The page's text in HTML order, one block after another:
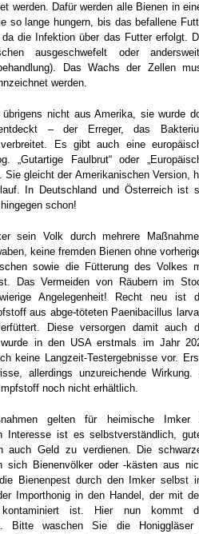
werden. Dafür werden alle Bienen in
so lange hungern, bis das befallene
die Infektion über das Futter erfolgt.
ausgeschwefelt oder
Das Wachs der Zellen
werden.
nicht aus Amerika, sie wurde
– der Erreger, das
Es gibt auch eine
„Gutartige Faulbrut“ oder
Sie gleicht der Amerikanischen Version,
In Deutschland und Österreich ist
schon!
sein Volk durch mehrere
keine fremden Bienen ohne
sowie die Fütterung des Volkes
Das Vermeiden von Räubern im
Angelegenheit! Recht neu ist
aus abge-töteten Paenibacillus
Diese versorgen damit auch
in den USA erstmals im Jahr
keine Langzeit-Testergebnisse vor.
allerdings unzureichende Wirkung.
noch nicht erhältlich.
gelten für heimische Imker
Interesse ist es selbstverständlich,
auch Geld zu verdienen. Die
sich Bienenvölker oder -kästen aus
Bienenpest durch den Imker selbst
Importhonig in den Handel, der mit
kontaminiert ist. Hier nun kommt
Bitte waschen Sie die